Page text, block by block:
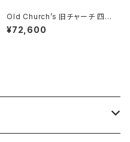
Old Church’s 旧チャーチ 四都
市 Grafton グラフトン 70F
¥72,600